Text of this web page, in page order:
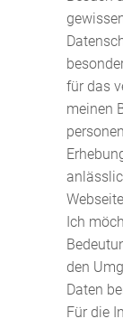
für das
meinen
Ich
den
Daten
Für die